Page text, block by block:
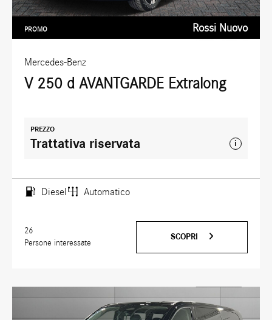
Mercedes-Benz
V 250 d AVANTGARDE Extralong
PROMO Rossi Nuovo
PREZZO
Trattativa riservata i
Diesel Automatico
26
Persone interessate
SCOPRI